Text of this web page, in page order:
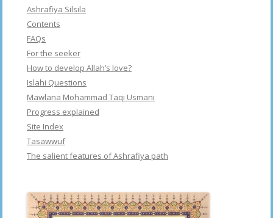
Ashrafiya Silsila
Contents
FAQs
For the seeker
How to develop Allah’s love?
Islahi Questions
Mawlana Mohammad Taqi Usmani
Progress explained
Site Index
Tasawwuf
The salient features of Ashrafiya path